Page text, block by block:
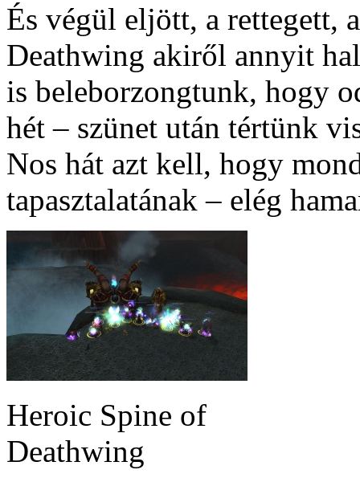
És végül eljött, a rettegett,
Deathwing akiről annyit
is beleborzongtunk, hogy
hét – szünet után tértünk
Nos hát azt kell, hogy
tapasztalatának – elég
Heroic Spine of
Deathwing